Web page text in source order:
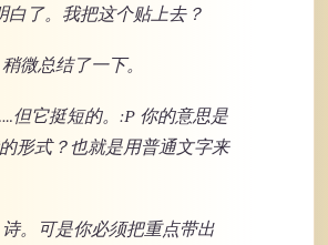
白了。我把这个贴上去？
稍微总结了一下。
但它挺短的。:P 你的意思是
形式？也就是用普通文字来
诗。可是你必须把重点带出